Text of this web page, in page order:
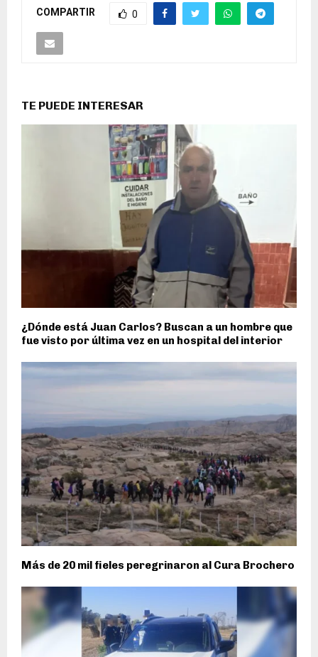
COMPARTIR 0
TE PUEDE INTERESAR
¿Dónde está Juan Carlos? Buscan a un hombre que
fue visto por última vez en un hospital del interior
Más de 20 mil fieles peregrinaron al Cura Brochero